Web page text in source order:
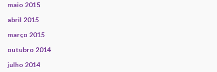
maio 2015
abril 2015
março 2015
outubro 2014
julho 2014